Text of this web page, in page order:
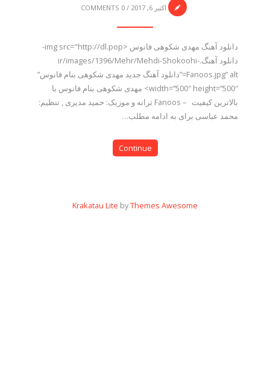
اکتبر 6, 2017 /
0 COMMENTS
دانلود آهنگ مهدی شکوهی فانوس <img src="http://dl.pop-
دانلود آهنگ.ir/images/1396/Mehr/Mehdi-Shokoohi-
Fanoos.jpg” alt=”دانلود آهنگ جدید مهدی شکوهی بنام فانوس”
width=”500″ height=”500″> مهدی شکوهی بنام فانوس با
بالاترین کیفیت – Fanoos ترانه و موزیک: حمید مدیری , تنظیم:
محمد عباسی برای به ادامه مطلب…
Continue
Krakatau Lite byThemes Awesome